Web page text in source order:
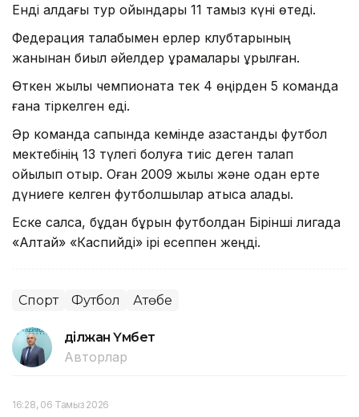
Енді алдағы тур ойындары 11 тамыз күні өтеді.
Федерация талабымен ерлер клубтарының
жанынан биыл әйелдер құрамалары құрылған.
Өткен жылы чемпионатқа тек 4 өңірден 5 команда
ғана тіркелген еді.
Әр команда сапында кемінде қазақстандық футбол
мектебінің 13 түлегі болуға тиіс деген талап
қойылып отыр. Оған 2009 жылы және одан ерте
дүниеге келген футболшылар қатыса алады.
Еске салсақ, бұдан бұрын футболдан Бірінші лигада
«Алтай» «Каспийді» ірі есеппен жеңді.
Спорт Футбол Ақтөбе
Әділжан Үмбет
Авторлар
16:28, 06 Тамыз 2026